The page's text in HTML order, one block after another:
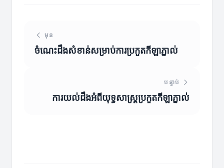
មុន
ចំណេះដឹងសំខាន់សម្រាប់ការប្រកួតកីឡាភ្នាល់
បន្ទាប់
ការយល់ដឹងអំពីយុទ្ធសាស្ត្រប្រកួតកីឡាភ្នាល់